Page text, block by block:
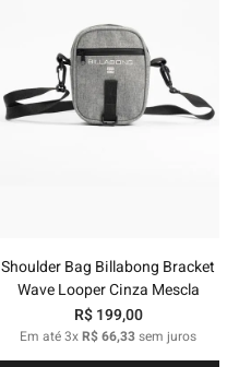
Shoulder Bag Billabong Bracket
Wave Looper Cinza Mescla
R$ 199,00
Em até3xR$66,33sem juros